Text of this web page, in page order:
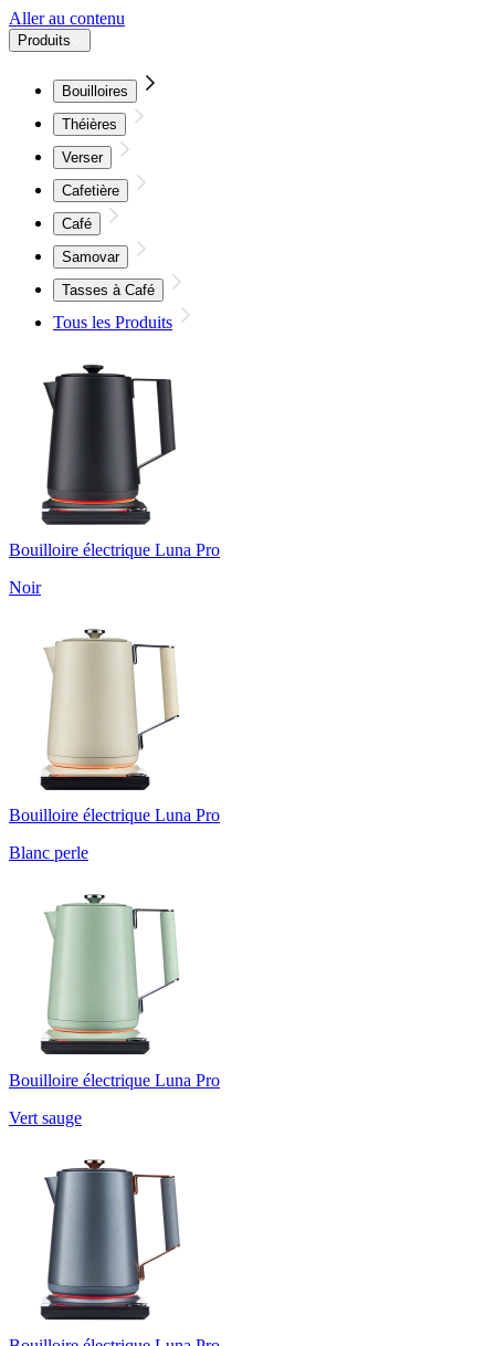
Aller au contenu
Produits
Bouilloires
Théières
Verser
Cafetière
Café
Samovar
Tasses à Café
Tous les Produits
Bouilloire électrique Luna Pro
Noir
Bouilloire électrique Luna Pro
Blanc perle
Bouilloire électrique Luna Pro
Vert sauge